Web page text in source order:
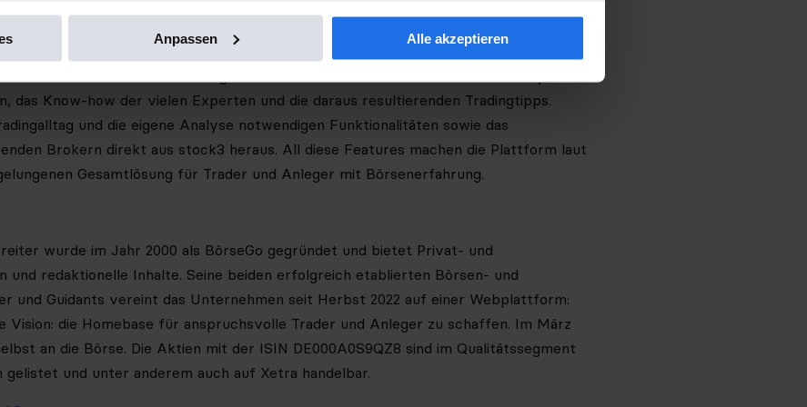
Anpassen Alle akzeptieren
von stock3.com natürlich nicht auf. Auch zukünftig können sich Nutzer sowie
einen Ausbau der täglichen redaktionellen Berichterstattung freuen.“
das Know-how der vielen Experten und die daraus resultierenden Tradingtipps.
und die eigene Analyse notwendigen Funktionalitäten sowie das
Brokern direkt aus stock3 heraus. All diese Features machen die Plattform laut
Gesamtlösung für Trader und Anleger mit Börsenerfahrung.
wurde im Jahr 2000 als BörseGo gegründet und bietet Privat- und
und redaktionelle Inhalte. Seine beiden erfolgreich etablierten Börsen- und
und Guidants vereint das Unternehmen seit Herbst 2022 auf einer Webplattform:
Vision: die Homebase für anspruchsvolle Trader und Anleger zu schaffen. Im März
an die Börse. Die Aktien mit der ISIN DE000A0S9QZ8 sind im Qualitätssegment
gelistet und unter anderem auch auf Xetra handelbar.